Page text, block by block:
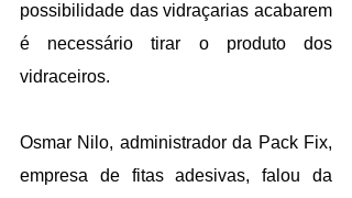
possibilidade das vidraçarias acabarem
é necessário tirar o produto dos
vidraceiros.
Osmar Nilo, administrador da Pack Fix,
empresa de fitas adesivas, falou da